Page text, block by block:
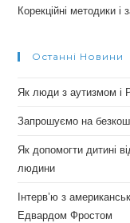
Корекційні методики і
Останні Новини
Як люди з аутизмом і
Запрошуємо на
Як допомогти дитині
людини
Інтерв’ю з
Едвардом Фростом